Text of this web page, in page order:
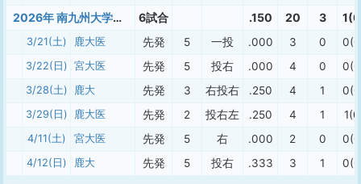
2026年 南九州大学準硬式春季 6試合 .150 20 3
3/21(土) 鹿大医 先発 5 一投 .000 3 0
3/22(日) 宮大医 先発 5 投右 .000 4 0
3/28(土) 鹿大 先発 3 右投右 .250 4 1
3/29(日) 鹿大医 先発 2 投右左 .250 4 1
4/11(土) 宮大医 先発 5 右 .000 2 0
4/12(日) 鹿大 先発 5 投右 .333 3 1